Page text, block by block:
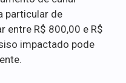
particular de
entre R$ 800,00 e R$
impactado pode